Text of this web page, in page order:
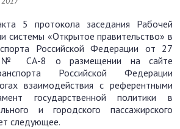
5 протокола заседания Рабочей
системы «Открытое правительство» в
Российской Федерации от 27
№ СА-8 о размещении на сайте
Российской Федерации
взаимодействия с референтными
государственной политики в
и городского пассажирского
следующее.